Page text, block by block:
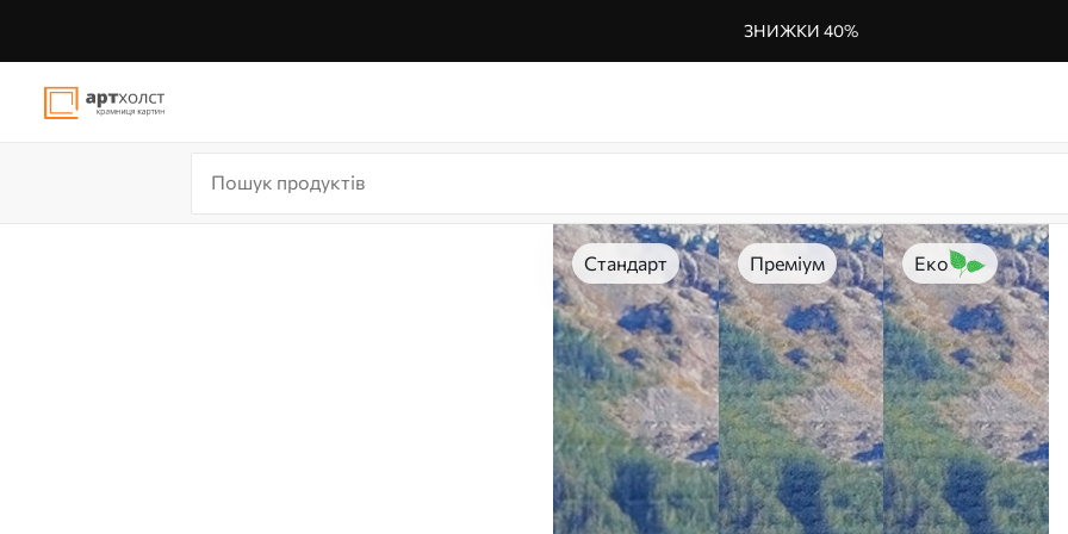
ЗНИЖКИ 40%
Стандарт Преміум Еко